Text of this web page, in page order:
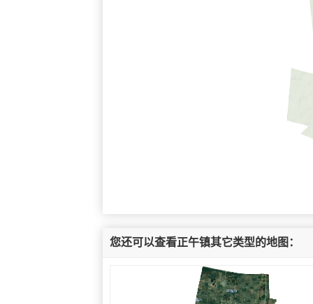
您还可以查看正午镇其它类型的地图：